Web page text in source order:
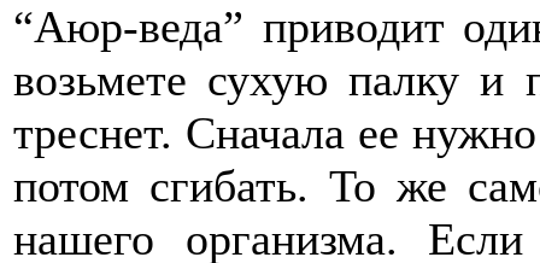
“Аюр-веда” приводит
возьмете сухую палку и
треснет. Сначала ее
потом сгибать. То же
нашего организма.